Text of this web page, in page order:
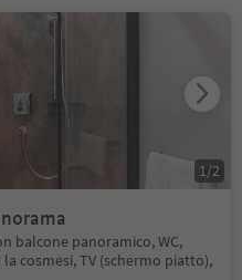
balcone panoramico, WC,
cosmesi, TV (schermo piatto),
1 /2